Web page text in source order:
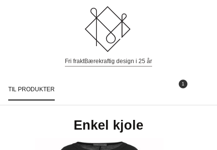
Fri fraktBærekraftig design i 25 år
1
TIL PRODUKTER
Enkel kjole